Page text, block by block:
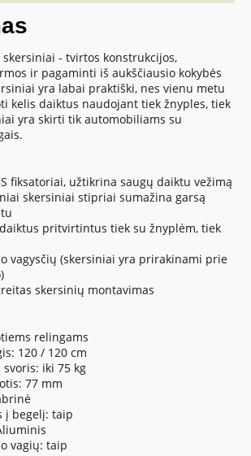
skersiniai - tvirtos konstrukcijos,
ir pagaminti iš aukščiausio kokybės
yra labai praktiški, nes vienu metu
kelis daiktus naudojant tiek žnyples, tiek
yra skirti tik automobiliams su
fiksatoriai, užtikrina saugų daiktu vežimą
skersiniai stipriai sumažina garsą
pritvirtintus tiek su žnyplėm, tiek
vagysčių (skersiniai yra prirakinami prie
skersinių montavimas
relingams
120 / 120 cm
iki 75 kg
77 mm
į begelį: taip
vagių: taip